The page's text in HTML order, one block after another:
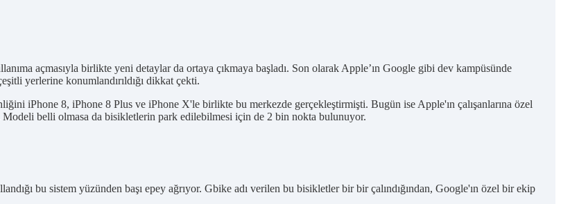
açmasıyla birlikte yeni detaylar da ortaya çıkmaya başladı. Son olarak Apple’ın Google gibi dev kampüsünde
yerlerine konumlandırıldığı dikkat çekti.
iPhone 8, iPhone 8 Plus ve iPhone X'le birlikte bu merkezde gerçekleştirmişti. Bugün ise Apple'ın çalışanlarına özel
Modeli belli olmasa da bisikletlerin park edilebilmesi için de 2 bin nokta bulunuyor.
bu sistem yüzünden başı epey ağrıyor. Gbike adı verilen bu bisikletler bir bir çalındığından, Google'ın özel bir ekip